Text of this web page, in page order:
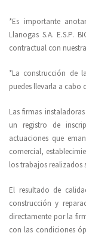
*Es importante
Llanogas S.A. E.S.P.
contractual con
*La construcción de
puedes llevarla a cabo
Las firmas
un registro de
actuaciones que
comercial,
los trabajos realizados
El resultado de
construcción y
directamente por la
con las condiciones